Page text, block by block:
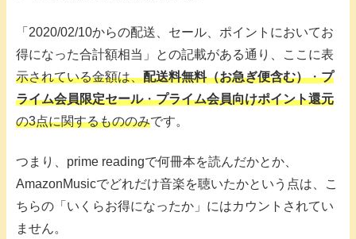
「2020/02/10からの配送、セール、ポイントにおいてお
得になった合計額相当」との記載がある通り、ここに表
示されている金額は、配送料無料（お急ぎ便含む）・プ
ライム会員限定セール・プライム会員向けポイント還元
の3点に関するもののみです。
つまり、prime readingで何冊本を読んだかとか、
AmazonMusicでどれだけ音楽を聴いたかという点は、こ
ちらの「いくらお得になったか」にはカウントされてい
ません。